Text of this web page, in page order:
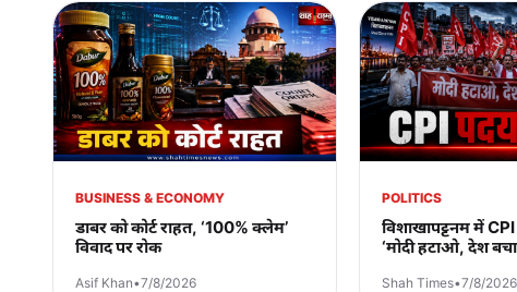
BUSINESS & ECONOMY
डाबर को कोर्ट राहत, ‘100% क्लेम’
विवाद पर रोक
Asif Khan•7/8/2026
POLITICS
विशाखापट्टनम में CPI
‘मोदी हटाओ, देश
Shah Times•7/8/2026